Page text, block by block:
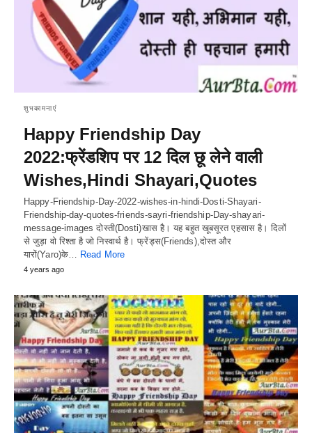
शुभकामनाएं
Happy Friendship Day
2022:फ्रेंडशिप पर 12 दिल छू लेने वाली
Wishes,Hindi Shayari,Quotes
Happy-Friendship-Day-2022-wishes-in-hindi-Dosti-Shayari-
Friendship-day-quotes-friends-sayri-friendship-Day-shayari-
message-images दोस्ती(Dosti)खास है। यह बहुत खूबसूरत एहसास है। दिलों
से जुड़ा वो रिश्ता है जो निस्वार्थ है। फ्रेंड्स(Friends),दोस्त और
यारों(Yaro)के… Read More
4 years ago